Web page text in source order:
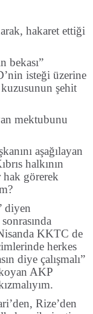
hakaret ettiği
bekası”
isteği üzerine
kuzusunun şehit
mektubunu
aşağılayan
halkının
hak görerek
diyen
KKTC de
herkes
diye çalışmalı”
AKP
Rize’den